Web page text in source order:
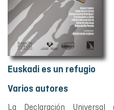
Euskadi es un refugio
Varios autores
La Declaración